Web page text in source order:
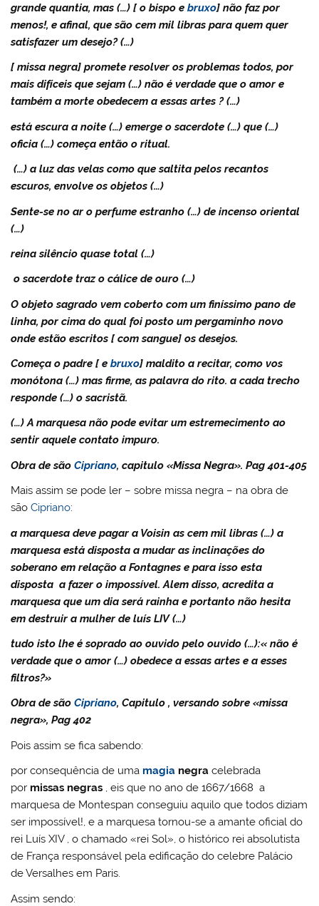
grande quantia, mas (…) [ o bispo ebruxo] não faz por
menos!, e afinal, que são cem mil libras para quem quer
satisfazer um desejo? (…)
[ missa negra] promete resolver os problemas todos, por
mais difíceis que sejam (…) não é verdade que o amor e
também a morte obedecem a essas artes ? (…)
está escura a noite (…) emerge o sacerdote (…) que (…)
oficia (…) começa então o ritual.
(…) a luz das velas como que saltita pelos recantos
escuros, envolve os objetos (…)
Sente-se no ar o perfume estranho (…) de incenso oriental
(…)
reina silêncio quase total (…)
o sacerdote traz o cálice de ouro (…)
O objeto sagrado vem coberto com um finíssimo pano de
linha, por cima do qual foi posto um pergaminho novo
onde estão escritos [ com sangue] os desejos.
Começa o padre [ ebruxo] maldito a recitar, como vos
monótona (…) mas firme, as palavra do rito. a cada trecho
responde (…) o sacristã.
(…) A marquesa não pode evitar um estremecimento ao
sentir aquele contato impuro.
Obra de sãoCipriano, capitulo «Missa Negra». Pag 401-405
Mais assim se pode ler – sobre missa negra – na obra de
sãoCipriano:
a marquesa deve pagar a Voisin as cem mil libras (…) a
marquesa está disposta a mudar as inclinações do
soberano em relação a Fontagnes e para isso esta
disposta a fazer o impossível. Alem disso, acredita a
marquesa que um dia será rainha e portanto não hesita
em destruir a mulher de luís LIV (…)
tudo isto lhe é soprado ao ouvido pelo ouvido (…):« não é
verdade que o amor (…) obedece a essas artes e a esses
filtros?»
Obra de sãoCipriano, Capitulo , versando sobre «missa
negra», Pag 402
Pois assim se fica sabendo:
por consequência de uma magia negra celebrada
por missas negras , eis que no ano de 1667/1668 a
marquesa de Montespan conseguiu aquilo que todos diziam
ser impossível!, e a marquesa tornou-se a amante oficial do
rei Luís XIV , o chamado «rei Sol», o histórico rei absolutista
de França responsável pela edificação do celebre Palácio
de Versalhes em Paris.
Assim sendo: